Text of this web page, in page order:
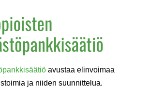
avustaa elinvoimaa
ja niiden suunnittelua.